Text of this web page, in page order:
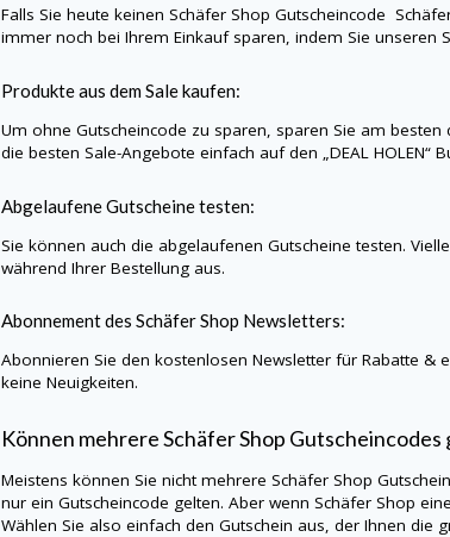
Falls Sie heute keinenSchäfer ShopGutscheincode
immer noch bei Ihrem Einkauf sparen, indem Sie unseren
Produkte aus dem Sale kaufen:
Um ohne Gutscheincode zu sparen, sparen Sie am
die besten Sale-Angebote einfach auf den „DEAL HOLEN“
Abgelaufene Gutscheine testen:
Sie können auch die abgelaufenen Gutscheine testen.
während Ihrer Bestellung aus.
Abonnement desSchäfer Shop Newsletters:
Abonnieren Sie den kostenlosen Newsletter für Rabatte &
keine Neuigkeiten.
Können mehrereSchäfer Shop
Meistens können Sie nicht mehrereSchäfer Shop
nur ein Gutscheincode gelten. Aber wennSchäfer Shop
Wählen Sie also einfach den Gutschein aus, der Ihnen die